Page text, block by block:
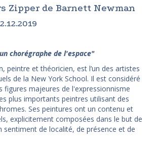
Zipper de Barnett Newman
chorégraphe de l'espace"
peintre et théoricien, est l’un des artistes
de la New York School. Il est considéré
figures majeures de l'expressionnisme
plus importants peintres utilisant des
Ses peintures ont un contenu et
explicitement composées dans le but de
sentiment de localité, de présence et de